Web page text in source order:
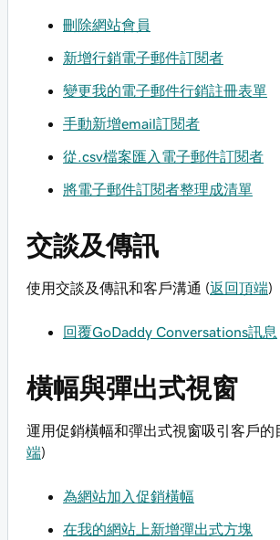
刪除網站會員
新增行銷電子郵件訂閱者
變更我的電子郵件行銷註冊表單
手動新增email訂閱者
從.csv檔案匯入電子郵件訂閱者
將電子郵件訂閱者整理成清單
交談及傳訊
使用交談及傳訊和客戶溝通 (返回頂端)
回覆GoDaddy Conversations訊息
橫幅與彈出式視窗
運用促銷橫幅和彈出式視窗吸引客戶的
端)
為網站加入促銷橫幅
在我的網站上新增彈出式方塊